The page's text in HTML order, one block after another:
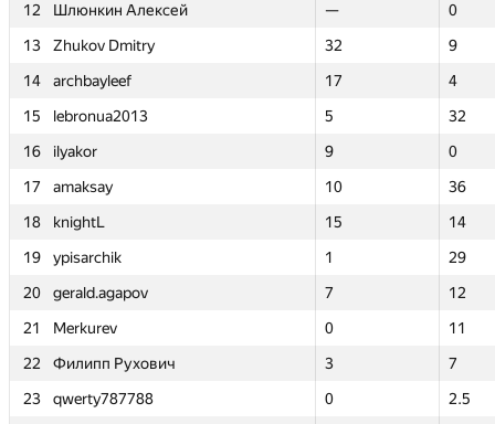
12
Шлюнкин Алексей —
0
13
Zhukov Dmitry 32
9
14
archbayleef 17
4
15
lebronua2013 5
32
16
ilyakor 9
0
17
amaksay 10
36
18
knightL 15
14
19
ypisarchik 1
29
20
gerald.agapov 7
12
21
Merkurev 0
11
22
Филипп Рухович 3
7
23
qwerty787788 0
2.5
12
Шлюнкин Алексей —
0
13
Zhukov Dmitry 32
9
14
archbayleef 17
4
15
lebronua2013 5
32
16
ilyakor 9
0
17
amaksay 10
36
18
knightL 15
14
19
ypisarchik 1
29
20
gerald.agapov 7
12
21
Merkurev 0
11
22
Филипп Рухович 3
7
23
qwerty787788 0
2.5